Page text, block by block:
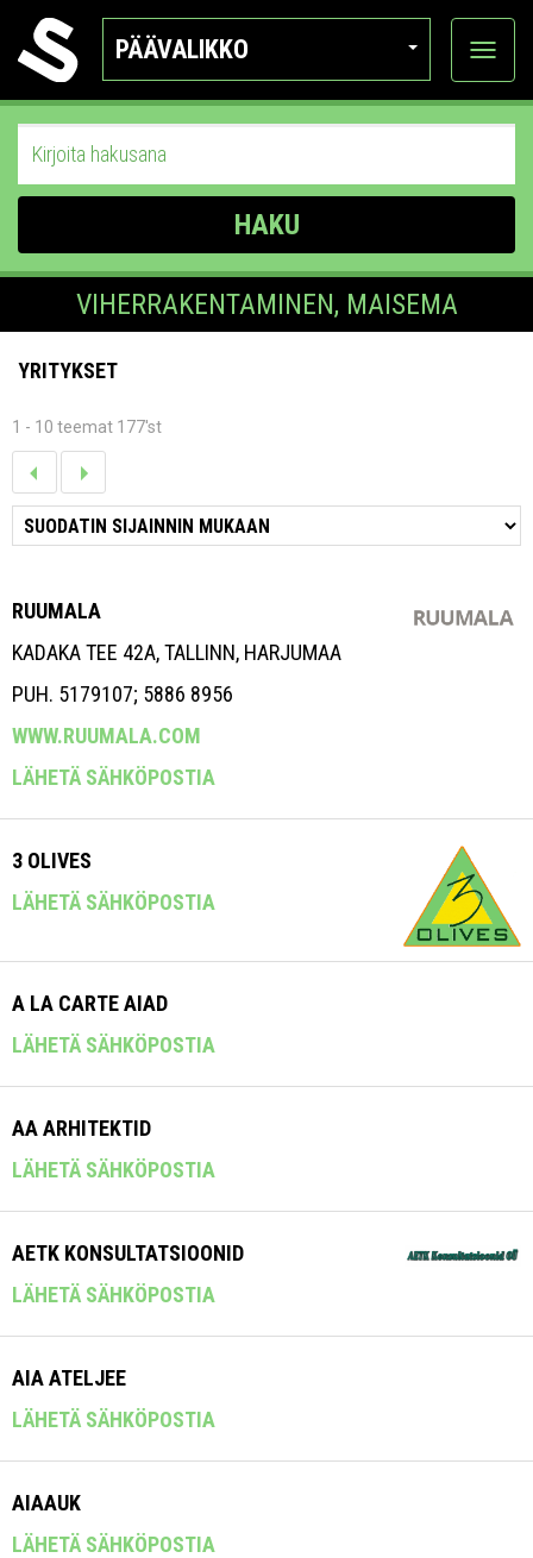
PÄÄVALIKKO
Näytä
HAKU
VIHERRAKENTAMINEN, MAISEMA
YRITYKSET
1 - 10 teemat 177'st
RUUMALA
KADAKA TEE 42A, TALLINN, HARJUMAA
PUH. 5179107; 5886 8956
WWW.RUUMALA.COM
LÄHETÄ SÄHKÖPOSTIA
3 OLIVES
LÄHETÄ SÄHKÖPOSTIA
A LA CARTE AIAD
LÄHETÄ SÄHKÖPOSTIA
AA ARHITEKTID
LÄHETÄ SÄHKÖPOSTIA
AETK KONSULTATSIOONID
LÄHETÄ SÄHKÖPOSTIA
AIA ATELJEE
LÄHETÄ SÄHKÖPOSTIA
AIAAUK
LÄHETÄ SÄHKÖPOSTIA